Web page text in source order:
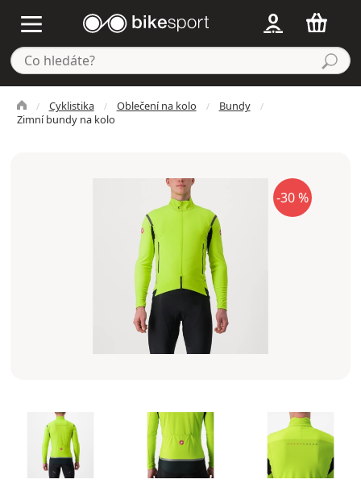
Cyklistika Oblečení na kolo
Bundy
Zimní bundy na kolo
-30 %